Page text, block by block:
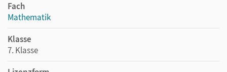
Fach
Mathematik
Klasse
7. Klasse